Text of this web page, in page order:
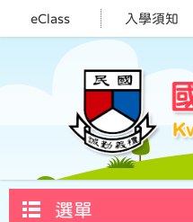
eClass 入學須知
選單